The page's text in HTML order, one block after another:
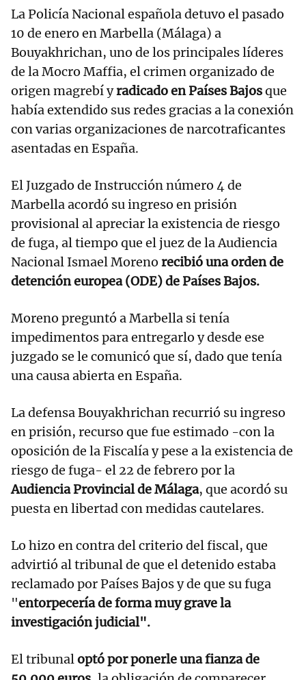
La Policía Nacional española detuvo el pasado
10 de enero en Marbella (Málaga) a
Bouyakhrichan, uno de los principales líderes
de la Mocro Maffia, el crimen organizado de
origen magrebí yradicado en Países Bajosque
había extendido sus redes gracias a la conexión
con varias organizaciones de narcotraficantes
asentadas en España.
El Juzgado de Instrucción número 4 de
Marbella acordó su ingreso en prisión
provisional al apreciar la existencia de riesgo
de fuga, al tiempo que el juez de la Audiencia
Nacional Ismael Moreno recibió una orden de
detención europea (ODE) de Países Bajos.
Moreno preguntó a Marbella si tenía
impedimentos para entregarlo y desde ese
juzgado se le comunicó que sí, dado que tenía
una causa abierta en España.
La defensa Bouyakhrichan recurrió su ingreso
en prisión, recurso que fue estimado -con la
oposición de la Fiscalía y pese a la existencia de
riesgo de fuga- el 22 de febrero por la
Audiencia Provincial de Málaga, que acordó su
puesta en libertad con medidas cautelares.
Lo hizo en contra del criterio del fiscal, que
advirtió al tribunal de que el detenido estaba
reclamado por Países Bajos y de que su fuga
"entorpecería de forma muy grave la
investigación judicial".
El tribunaloptó por ponerle una fianza de